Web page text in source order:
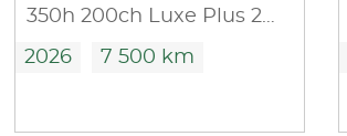
350h 200ch Luxe Plus 2WD MY26
2026 7 500 km